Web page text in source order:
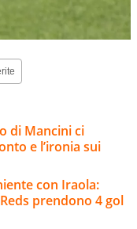
di Mancini ci
e l’ironia sui
con Iraola:
prendono 4 gol